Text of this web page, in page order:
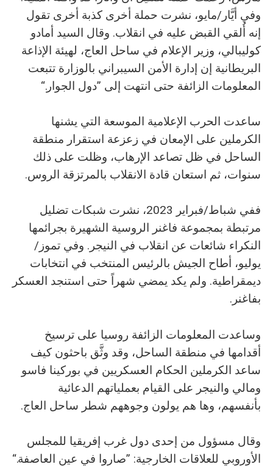
وفي أيَّار/مايو، نشرت حملة أخرى كذبة أخرى تقول
إنه أُلقي القبض عليه في انقلاب. وقال السيد أمادو
كوليبالي، وزير الإعلام في ساحل العاج، لهيئة الإذاعة
البريطانية إن إدارة الأمن السيبراني بالوزارة تتبعت
المعلومات الزائفة حتى انتهت إلى ”دول الجوار.“
ساعدت الحرب الإعلامية الموسعة التي يشنها
الكرملين على الإمعان في زعزعة استقرار منطقة
الساحل في ظل تصاعد الإرهاب، وظلت على ذلك
سنوات، ثم استعان قادة الانقلاب بالمرتزقة الروس.
ففي شباط/فبراير 2023، نشرت شبكات تضليل
مرتبطة بمجموعة فاغنر الروسية الشهيرة بجرائمها
النكراء شائعات عن انقلاب في النيجر. وفي تموز/
يوليو، أطاح الجيش بالرئيس المنتخب في انتخابات
ديمقراطية. ولم يكد يمضي شهراً حتى استنجد العسكر
بفاغنر.
وساعدت المعلومات الزائفة روسيا على ترسيخ
أقدامها في منطقة الساحل، وقد وثَّق باحثون كيف
ساعد الكرملين الحكام العسكريين في بوركينا فاسو
ومالي والنيجر على القيام بعملياتهم الدعائية
بأنفسهم، وها هم يولون وجوههم شطر ساحل العاج.
وقال مسؤول من إحدى دول غرب إفريقيا للمجلس
الأوروبي للعلاقات الخارجية: ”صاروا في عين العاصفة.“